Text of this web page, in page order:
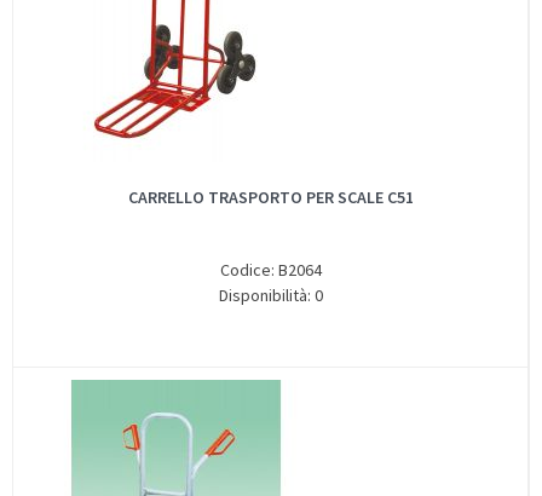
CARRELLO TRASPORTO PER SCALE C51
Codice: B2064
Disponibilità: 0